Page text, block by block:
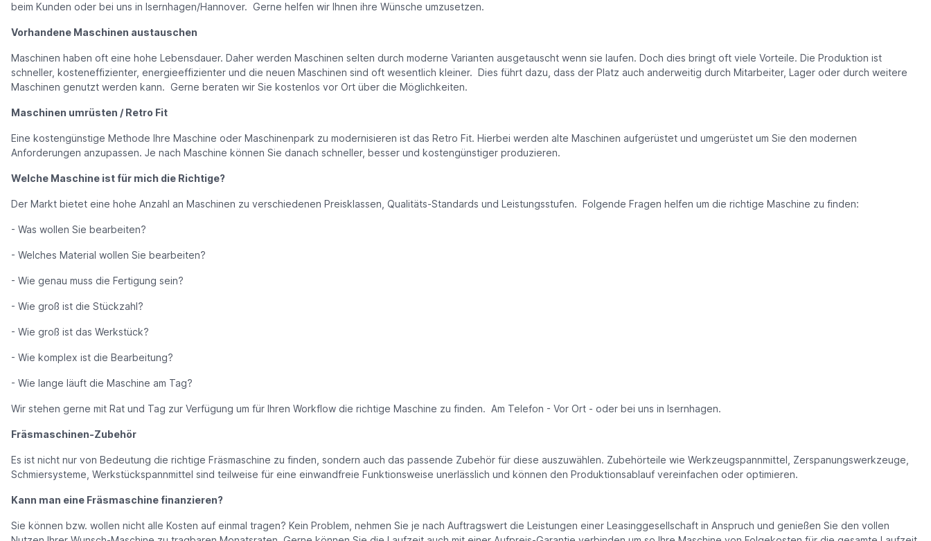
beim Kunden oder bei uns in Isernhagen/Hannover. Gerne helfen wir Ihnen ihre Wünsche umzusetzen.
Vorhandene Maschinen austauschen
Maschinen haben oft eine hohe Lebensdauer. Daher werden Maschinen selten durch moderne Varianten ausgetauscht wenn sie laufen. Doch dies bringt oft viele Vorteile. Die Produktion ist
schneller, kosteneffizienter, energieeffizienter und die neuen Maschinen sind oft wesentlich kleiner. Dies führt dazu, dass der Platz auch anderweitig durch Mitarbeiter, Lager oder durch weitere
Maschinen genutzt werden kann. Gerne beraten wir Sie kostenlos vor Ort über die Möglichkeiten.
Maschinen umrüsten / Retro Fit
Eine kostengünstige Methode Ihre Maschine oder Maschinenpark zu modernisieren ist das Retro Fit. Hierbei werden alte Maschinen aufgerüstet und umgerüstet um Sie den modernen
Anforderungen anzupassen. Je nach Maschine können Sie danach schneller, besser und kostengünstiger produzieren.
Welche Maschine ist für mich die Richtige?
Der Markt bietet eine hohe Anzahl an Maschinen zu verschiedenen Preisklassen, Qualitäts-Standards und Leistungsstufen. Folgende Fragen helfen um die richtige Maschine zu finden:
- Was wollen Sie bearbeiten?
- Welches Material wollen Sie bearbeiten?
- Wie genau muss die Fertigung sein?
- Wie groß ist die Stückzahl?
- Wie groß ist das Werkstück?
- Wie komplex ist die Bearbeitung?
- Wie lange läuft die Maschine am Tag?
Wir stehen gerne mit Rat und Tag zur Verfügung um für Ihren Workflow die richtige Maschine zu finden. Am Telefon - Vor Ort - oder bei uns in Isernhagen.
Fräsmaschinen-Zubehör
Es ist nicht nur von Bedeutung die richtige Fräsmaschine zu finden, sondern auch das passende Zubehör für diese auszuwählen. Zubehörteile wie Werkzeugspannmittel, Zerspanungswerkzeuge,
Schmiersysteme, Werkstückspannmittel sind teilweise für eine einwandfreie Funktionsweise unerlässlich und können den Produktionsablauf vereinfachen oder optimieren.
Kann man eine Fräsmaschine finanzieren?
Sie können bzw. wollen nicht alle Kosten auf einmal tragen? Kein Problem, nehmen Sie je nach Auftragswert die Leistungen einer Leasinggesellschaft in Anspruch und genießen Sie den vollen